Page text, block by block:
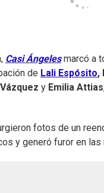
Casi Ángelesmarcó a
de Lali Espósito,
y Emilia Attias
fotos de un
y generó furor en